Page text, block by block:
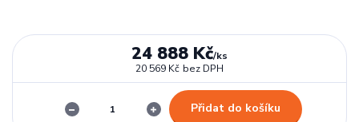
24 888 Kč/ks
20 569 Kč bez DPH
Přidat do košíku